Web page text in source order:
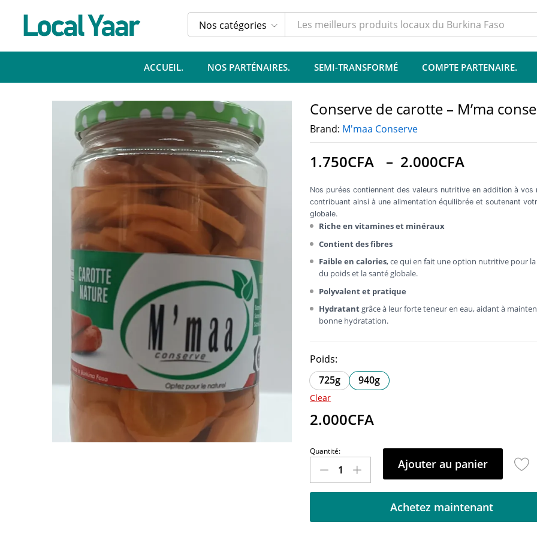
Nos catégories
ACCUEIL. NOS PARTÉNAIRES. SEMI-TRANSFORMÉ COMPTE PARTENAIRE.
Conserve de carotte – M’ma
Brand: M'maa Conserve
1.750CFA – 2.000CFA
Nos purées contiennent des valeurs nutritive en addition à vos
contribuant ainsi à une alimentation équilibrée et soutenant
globale.
Riche en vitamines et minéraux
Contient des fibres
Faible en calories, ce qui en fait une option nutritive pour
du poids et la santé globale.
Polyvalent et pratique
Hydratant grâce à leur forte teneur en eau, aidant à
bonne hydratation.
Poids:
725g
940g
Clear
2.000CFA
Quantité:
Ajouter au panier
Achetez maintenant
Spécification Commentaires (0) Vendor Info Plus de produits
Politique de garantie
Demande de produit